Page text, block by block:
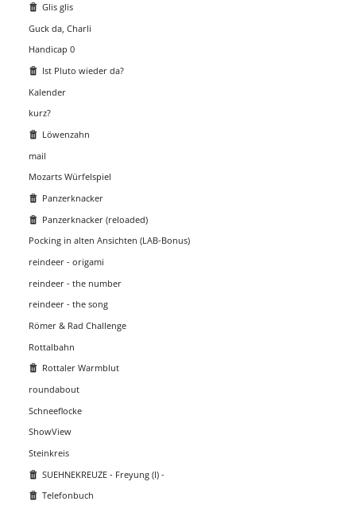
Glis glis
Guck da, Charli
Handicap 0
Ist Pluto wieder da?
Kalender
kurz?
Löwenzahn
mail
Mozarts Würfelspiel
Panzerknacker
Panzerknacker (reloaded)
Pocking in alten Ansichten (LAB-Bonus)
reindeer - origami
reindeer - the number
reindeer - the song
Römer & Rad Challenge
Rottalbahn
Rottaler Warmblut
roundabout
Schneeflocke
ShowView
Steinkreis
SUEHNEKREUZE - Freyung (I) -
Telefonbuch